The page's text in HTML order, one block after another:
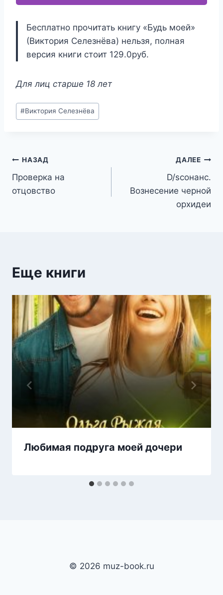
Бесплатно прочитать книгу «Будь моей»
(Виктория Селезнёва) нельзя, полная
версия книги стоит 129.0руб.
Для лиц старше 18 лет
Метки
записи:
#Виктория Селезнёва
Навигация
по
НАЗАД
Проверка на
отцовство
ДАЛЕЕ
D/sсонанс.
Вознесение черной
орхидеи
Еще книги
Любимая подруга моей дочери
© 2026 muz-book.ru